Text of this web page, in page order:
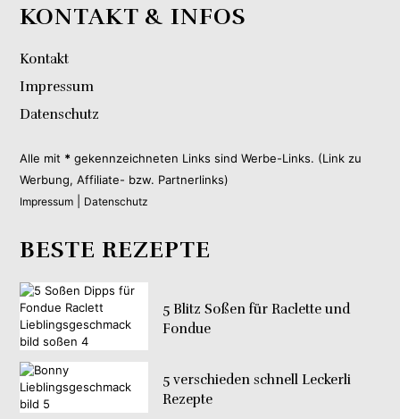
KONTAKT & INFOS
Kontakt
Impressum
Datenschutz
Alle mit * gekennzeichneten Links sind Werbe-Links. (Link zu
Werbung, Affiliate- bzw. Partnerlinks)
Impressum Datenschutz
BESTE REZEPTE
5 Blitz Soßen für Raclette und
Fondue
5 verschieden schnell Leckerli
Rezepte